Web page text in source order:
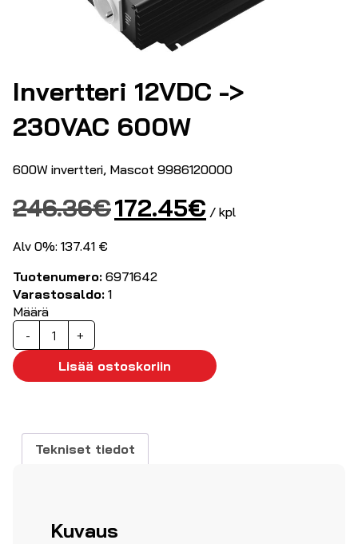
Invertteri 12VDC ->
230VAC 600W
600W invertteri, Mascot 9986120000
246.36€ Alkuperäinen
hinta
172.45€hinta
/ kpl
Alv 0%: 137.41 €
Tuotenumero: 6971642
Varastosaldo: 1
Määrä
-
Invertteri
12VDC
>
määrä
+
Lisää ostoskoriin
Tekniset tiedot
Kuvaus